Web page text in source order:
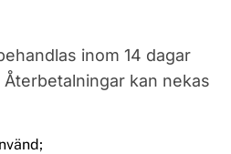
inom 14 dagar
kan nekas